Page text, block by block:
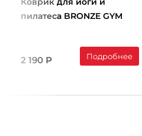
пилатеса BRONZE GYM
2 190 Р Подробнее